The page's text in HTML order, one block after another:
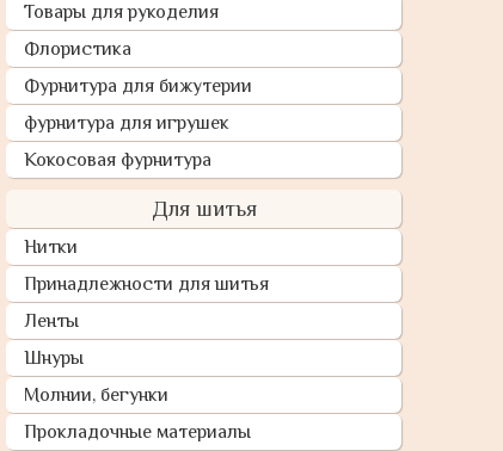
Товары для рукоделия
Флористика
Фурнитура для бижутерии
фурнитура для игрушек
Кокосовая фурнитура
Для шитья
Нитки
Принадлежности для шитья
Ленты
Шнуры
Молнии, бегунки
Прокладочные материалы